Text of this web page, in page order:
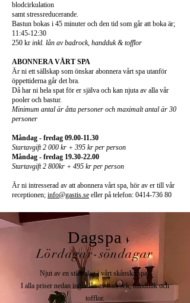
blodcirkulation
samt stressreducerande.
Bastun bokas i 45 minuter och den tid som går att boka är;
11:45-12:30
250 kr inkl. lån av badrock, handduk & tofflor
ABONNERA VÅRT SPA
Är ni ett sällskap som önskar abonnera vårt spa utanför
öppettiderna går det bra.
Då har ni hela spat för er själva och kan njuta av alla vår
pooler och bastur.
Minimum antal är åtta personer och maximalt antal är 30
personer
Måndag - fredag 09.00-11.30
Startavgift 2 000 kr + 395 kr per person
Måndag - fredag 19.30-22.00
Startavgift 2 800kr + 495 kr per person
Är ni intresserad av att abonnera vårt spa, hör av er till vår
receptionen; info@gastis.se eller på telefon: 0414-736 80
Dagspa
Lördagar-söndagar
Njut av en stilla dag i vårt skånska spa.
I alla priser nedan ingår lån av badrock, handduk och
tofflor.